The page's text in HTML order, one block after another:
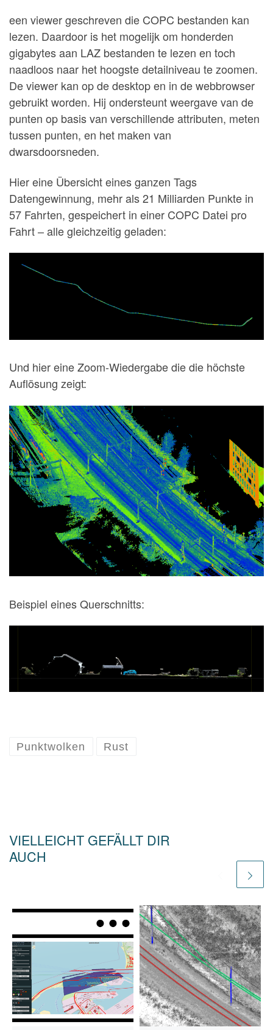
een viewer geschreven die COPC bestanden kan
lezen. Daardoor is het mogelijk om honderden
gigabytes aan LAZ bestanden te lezen en toch
naadloos naar het hoogste detailniveau te zoomen.
De viewer kan op de desktop en in de webbrowser
gebruikt worden. Hij ondersteunt weergave van de
punten op basis van verschillende attributen, meten
tussen punten, en het maken van
dwarsdoorsneden.
Hier eine Übersicht eines ganzen Tags
Datengewinnung, mehr als 21 Milliarden Punkte in
57 Fahrten, gespeichert in einer COPC Datei pro
Fahrt – alle gleichzeitig geladen:
Und hier eine Zoom-Wiedergabe die die höchste
Auflösung zeigt:
Beispiel eines Querschnitts:
Punktwolken Rust
VIELLEICHT GEFÄLLT DIR
AUCH